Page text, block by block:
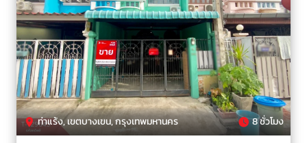
ท่าแร้ง, เขตบางเขน, กรุงเทพมหานคร 8 ชั่วโมง